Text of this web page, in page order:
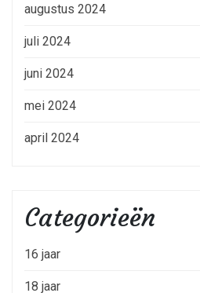
augustus 2024
juli 2024
juni 2024
mei 2024
april 2024
Categorieën
16 jaar
18 jaar